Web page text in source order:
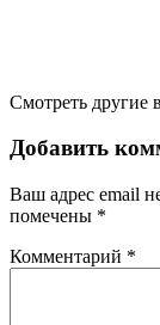
Смотреть другие
Добавить
Ваш адрес email
помечены *
Комментарий *